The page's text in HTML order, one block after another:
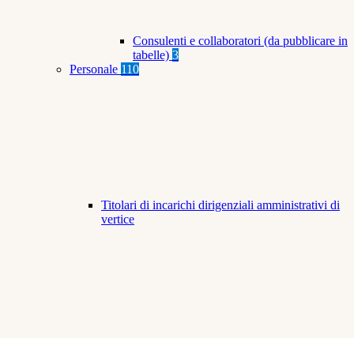
Consulenti e collaboratori (da pubblicare in
tabelle) 3
Personale 110
Titolari di incarichi dirigenziali amministrativi di
vertice